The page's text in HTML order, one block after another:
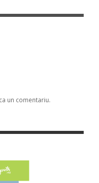
un comentariu.